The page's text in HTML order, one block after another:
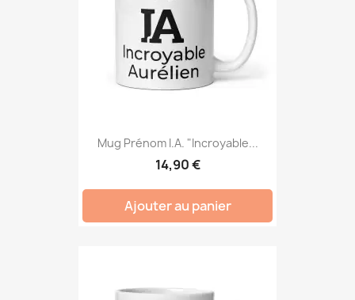
Mug Prénom I.A. "Incroyable...
14,90 €
Ajouter au panier